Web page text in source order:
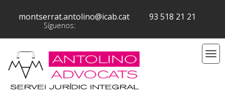
montserrat.antolino@icab.cat 93 518 21 21
Síguenos: